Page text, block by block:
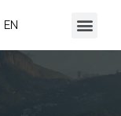
EN